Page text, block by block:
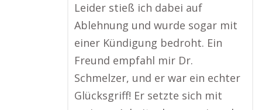
Leider stieß ich dabei auf
Ablehnung und wurde sogar mit
einer Kündigung bedroht. Ein
Freund empfahl mir Dr.
Schmelzer, und er war ein echter
Glücksgriff! Er setzte sich mit